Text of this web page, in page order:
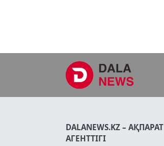
DALANEWS.KZ – АҚПАРАТ
АГЕНТТІГІ